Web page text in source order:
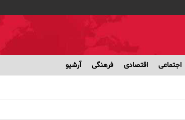
اجتماعی اقتصادی فرهنگی
آرشیو